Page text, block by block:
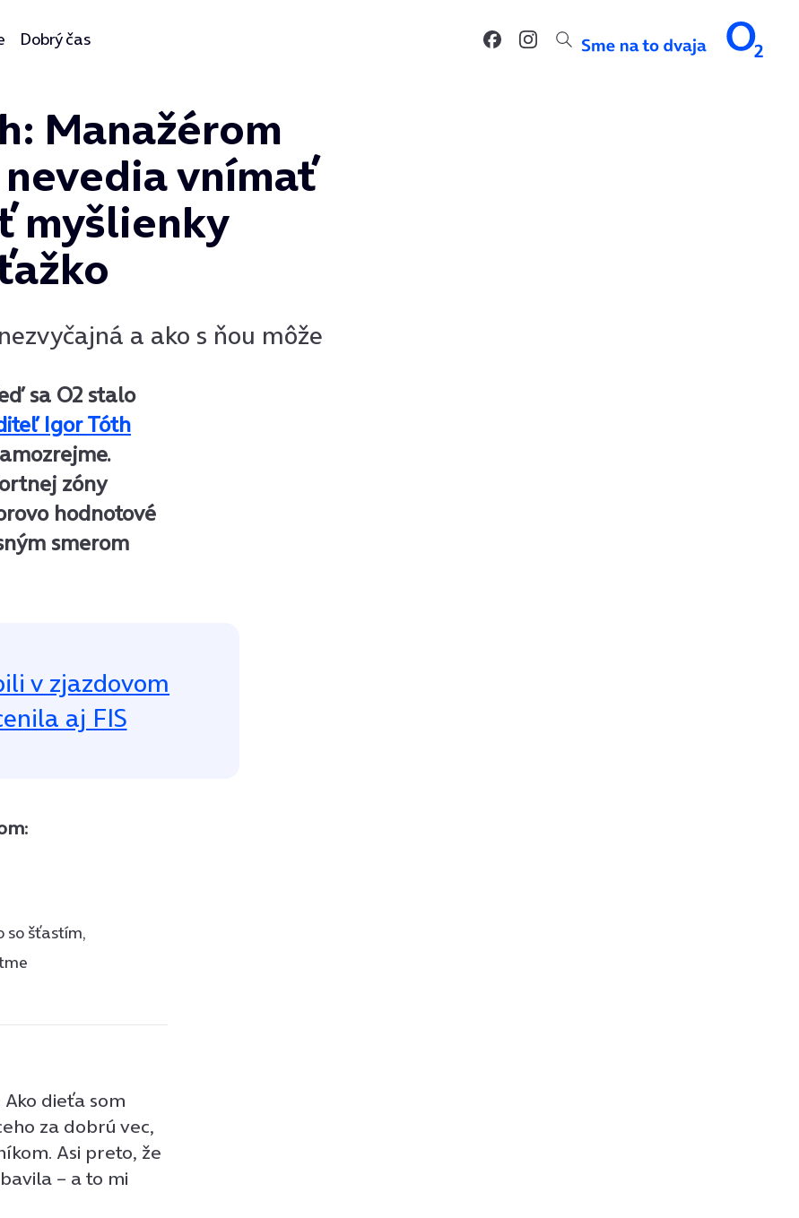
Dobrý čas
Manažérom
vnímať
myšlienky
a ako s ňou môže
sa O2 stalo
Igor Tóth
zóny
hodnotové
smerom
v zjazdovom
aj FIS
so šťastím,
dieťa som
za dobrú vec,
Asi preto, že
– a to mi